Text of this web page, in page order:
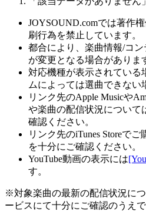
JOYSOUND.comでは著作
刷行為を禁止しています。
都合により、楽曲情報/コ
が変更となる場合がありま
対応機種が表示されている
ムによっては選曲できない
リンク先のApple Musicや
や楽曲の配信状況について
確認ください。
リンク先のiTunes Storeで
を十分にご確認ください。
YouTube動画の表示には
す。
※対象楽曲の最新の配信状況に
ービスにて十分にご確認のうえ